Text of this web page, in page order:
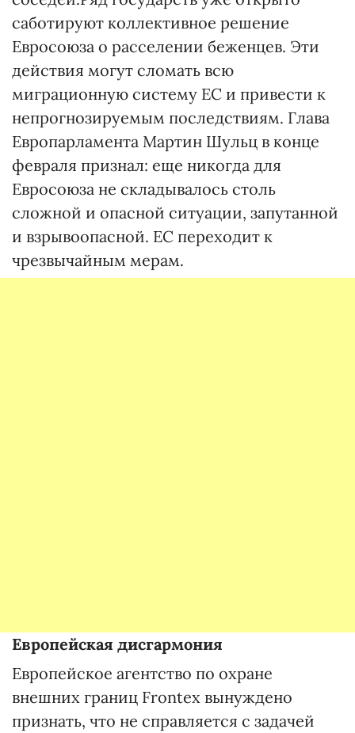
саботируют коллективное решение
Евросоюза о расселении беженцев. Эти
действия могут сломать всю
миграционную систему ЕС и привести к
непрогнозируемым последствиям. Глава
Европарламента Мартин Шульц в конце
февраля признал: еще никогда для
Евросоюза не складывалось столь
сложной и опасной ситуации, запутанной
и взрывоопасной. ЕС переходит к
чрезвычайным мерам.
Европейская дисгармония
Европейское агентство по охране
внешних границ Frontex вынуждено
признать, что не справляется с задачей